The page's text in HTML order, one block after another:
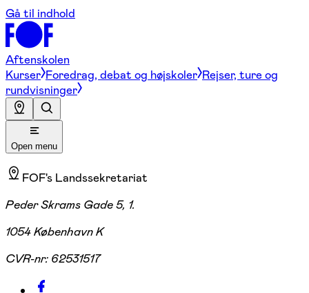
Gå til indhold
Aftenskolen
Kurser Foredrag, debat og højskoler Rejser, ture og
rundvisninger
Open menu
FOF's Landssekretariat
Peder Skrams Gade 5, 1.
1054 København K
CVR-nr: 62531517